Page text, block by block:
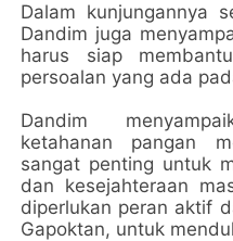
Dalam kunjungannya
Dandim juga
harus siap
persoalan yang ada
Dandim
ketahanan pangan
sangat penting untuk
dan kesejahteraan
diperlukan peran aktif
Gapoktan, untuk